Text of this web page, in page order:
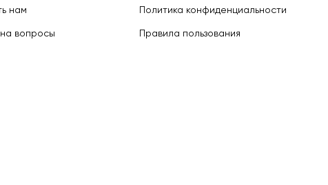
нам
вопросы
Политика конфиденциальности
Правила пользования